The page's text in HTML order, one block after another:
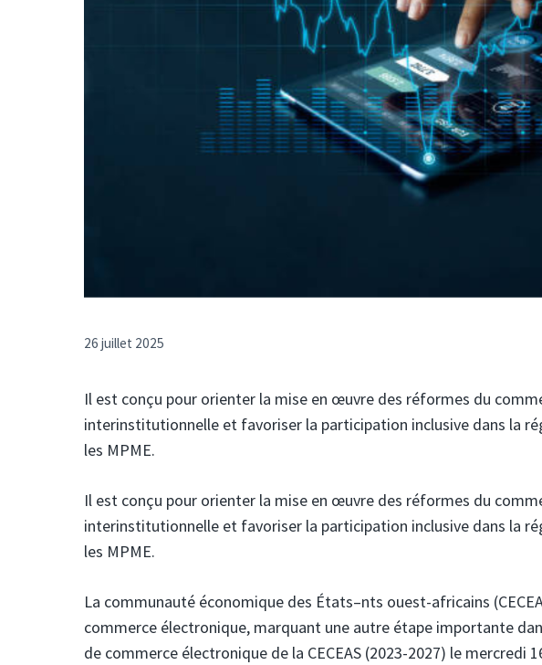
26 juillet 2025
Il est conçu pour orienter la mise en œuvre des réformes du
interinstitutionnelle et favoriser la participation inclusive dans la
les MPME.
Il est conçu pour orienter la mise en œuvre des réformes du
interinstitutionnelle et favoriser la participation inclusive dans la
les MPME.
La communauté économique des États–nts ouest-africains
commerce électronique, marquant une autre étape importante
de commerce électronique de la CECEAS (2023-2027) le mercredi